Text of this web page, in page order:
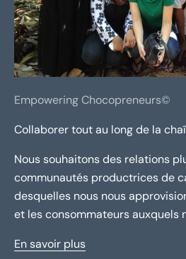
Empowering Chocopreneurs©
Collaborer tout au long de la
Nous souhaitons des relations
communautés productrices de
desquelles nous nous
et les consommateurs auxquels
En savoir plus